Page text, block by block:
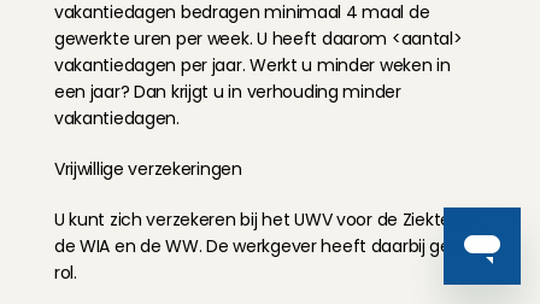
vakantiedagen bedragen minimaal 4 maal de
gewerkte uren per week. U heeft daarom <aantal>
vakantiedagen per jaar. Werkt u minder weken in
een jaar? Dan krijgt u in verhouding minder
vakantiedagen.
Vrijwillige verzekeringen
U kunt zich verzekeren bij het UWV voor de Ziektewet,
de WIA en de WW. De werkgever heeft daarbij geen
rol.